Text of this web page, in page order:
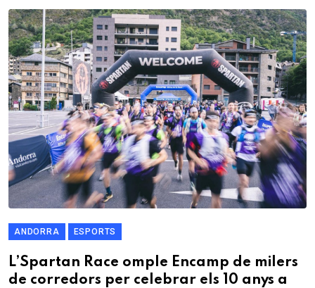
ANDORRA ESPORTS
L’Spartan Race omple Encamp de milers
de corredors per celebrar els 10 anys a